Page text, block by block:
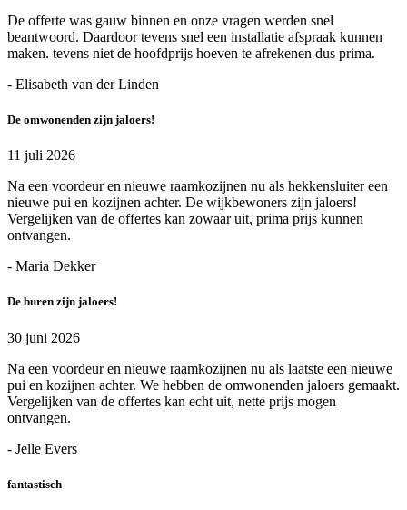
De offerte was gauw binnen en onze vragen werden snel
beantwoord. Daardoor tevens snel een installatie afspraak kunnen
maken. tevens niet de hoofdprijs hoeven te afrekenen dus prima.
- Elisabeth van der Linden
De omwonenden zijn jaloers!
11 juli 2026
Na een voordeur en nieuwe raamkozijnen nu als hekkensluiter een
nieuwe pui en kozijnen achter. De wijkbewoners zijn jaloers!
Vergelijken van de offertes kan zowaar uit, prima prijs kunnen
ontvangen.
- Maria Dekker
De buren zijn jaloers!
30 juni 2026
Na een voordeur en nieuwe raamkozijnen nu als laatste een nieuwe
pui en kozijnen achter. We hebben de omwonenden jaloers gemaakt.
Vergelijken van de offertes kan echt uit, nette prijs mogen
ontvangen.
- Jelle Evers
fantastisch